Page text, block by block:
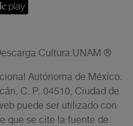
Cultura.UNAM ®
Autónoma de México.
C. P. 04510, Ciudad de
puede ser utilizado con
que se cite la fuente de